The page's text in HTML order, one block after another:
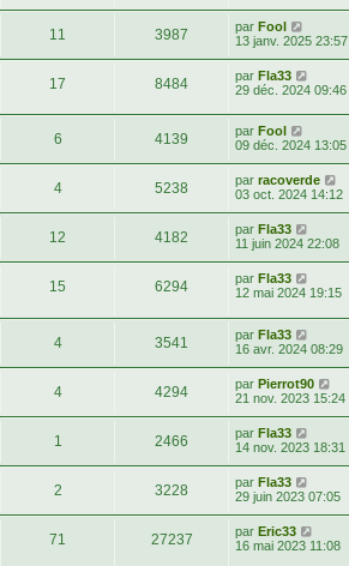
11 3987 par Fool
13 janv. 2025 23:57
17 8484 par Fla33
29 déc. 2024 09:46
6 4139 par Fool
09 déc. 2024 13:05
4 5238 par racoverde
03 oct. 2024 14:12
12 4182 par Fla33
11 juin 2024 22:08
15 6294 par Fla33
12 mai 2024 19:15
4 3541 par Fla33
16 avr. 2024 08:29
4 4294 par Pierrot90
21 nov. 2023 15:24
1 2466 par Fla33
14 nov. 2023 18:31
2 3228 par Fla33
29 juin 2023 07:05
71 27237 par Eric33
16 mai 2023 11:08